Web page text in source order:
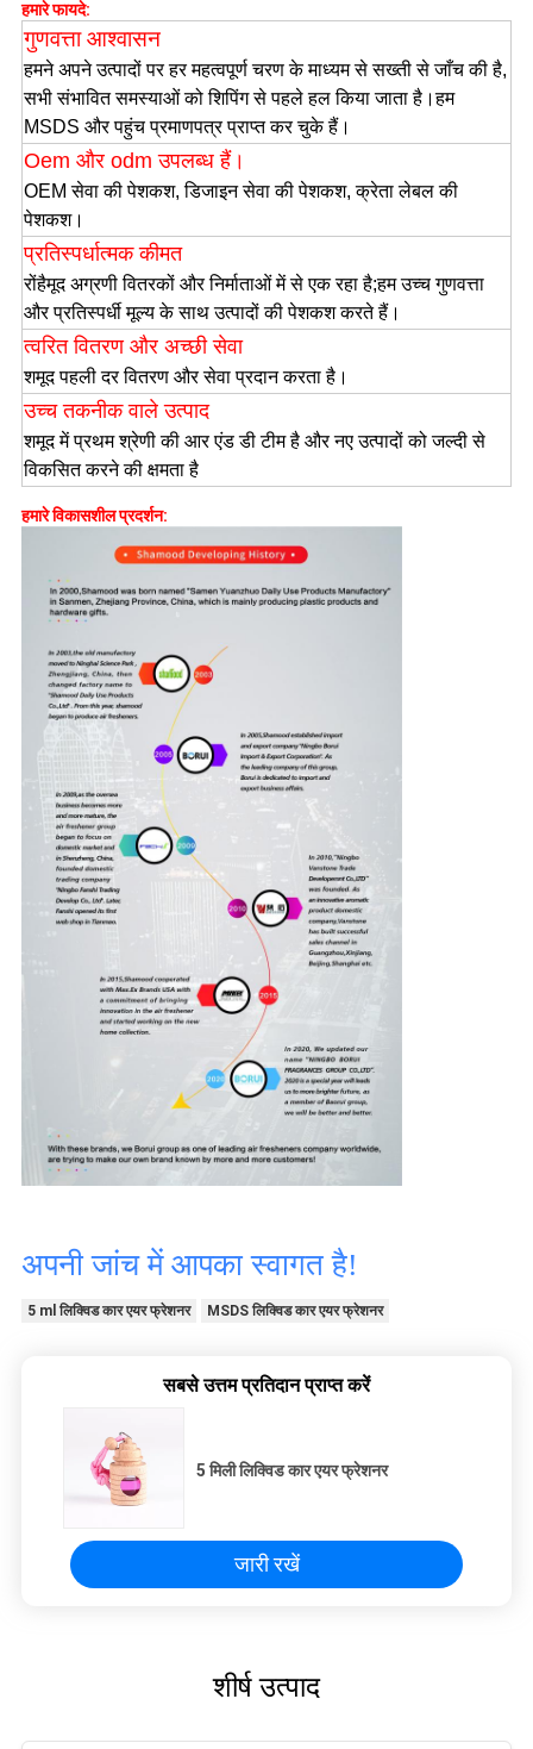
हमारे फायदे:
गुणवत्ता आश्वासन
हमने अपने उत्पादों पर हर महत्वपूर्ण चरण के माध्यम से सख्ती से जाँच की है,
सभी संभावित समस्याओं को शिपिंग से पहले हल किया जाता है।हम
MSDS और पहुंच प्रमाणपत्र प्राप्त कर चुके हैं।
Oem और odm उपलब्ध हैं।
OEM सेवा की पेशकश, डिजाइन सेवा की पेशकश, क्रेता लेबल की
पेशकश।
प्रतिस्पर्धात्मक कीमत
रोंहैमूद अग्रणी वितरकों और निर्माताओं में से एक रहा है;हम उच्च गुणवत्ता
और प्रतिस्पर्धी मूल्य के साथ उत्पादों की पेशकश करते हैं।
त्वरित वितरण और अच्छी सेवा
शमूद पहली दर वितरण और सेवा प्रदान करता है।
उच्च तकनीक वाले उत्पाद
शमूद में प्रथम श्रेणी की आर एंड डी टीम है और नए उत्पादों को जल्दी से
विकसित करने की क्षमता है
हमारे विकासशील प्रदर्शन:
अपनी जांच में आपका स्वागत है!
5 ml लिक्विड कार एयर फ्रेशनर MSDS लिक्विड कार एयर फ्रेशनर
सबसे उत्तम प्रतिदान प्राप्त करें
5 मिली लिक्विड कार एयर फ्रेशनर
जारी रखें
शीर्ष उत्पाद